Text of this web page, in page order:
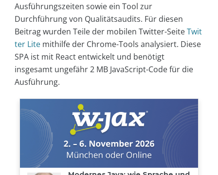
Ausführungszeiten sowie ein Tool zur
Durchführung von Qualitätsaudits. Für diesen
Beitrag wurden Teile der mobilen Twitter-SeiteTwit
ter Lite mithilfe der Chrome-Tools analysiert. Diese
SPA ist mit React entwickelt und benötigt
insgesamt ungefähr 2 MB JavaScript-Code für die
Ausführung.